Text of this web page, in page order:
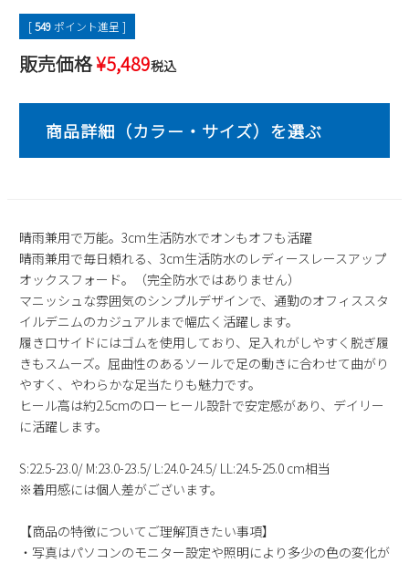
2026 年8月
日 月
16
17 18 19 20 21
23
24 25 26 27 28
29
2026 年9月
日 月 火 水 木 金
土
1
2 3
6
7 8 9 10 11
12
13
14 15 16 17
20
21 22 23 24 25
26
27
28 29 30
新規会員登録
会社概要
[549ポイント進呈 ]
販売価格¥5,489税込
晴雨兼用で万能。3cm生活防水でオンもオフも活躍
晴雨兼用で毎日頼れる、3cm生活防水のレディースレースアップ
オックスフォード。（完全防水ではありません）
マニッシュな雰囲気のシンプルデザインで、通勤のオフィススタ
イルデニムのカジュアルまで幅広く活躍します。
履き口サイドにはゴムを使用しており、足入れがしやすく脱ぎ履
きもスムーズ。屈曲性のあるソールで足の動きに合わせて曲がり
やすく、やわらかな足当たりも魅力です。
ヒール高は約2.5cmのローヒール設計で安定感があり、デイリー
に活躍します。
S:22.5-23.0/ M:23.0-23.5/ L:24.0-24.5/ LL:24.5-25.0 cm相当
※着用感には個人差がございます。
【商品の特徴についてご理解頂きたい事項】
・写真はパソコンのモニター設定や照明により多少の色の変化が